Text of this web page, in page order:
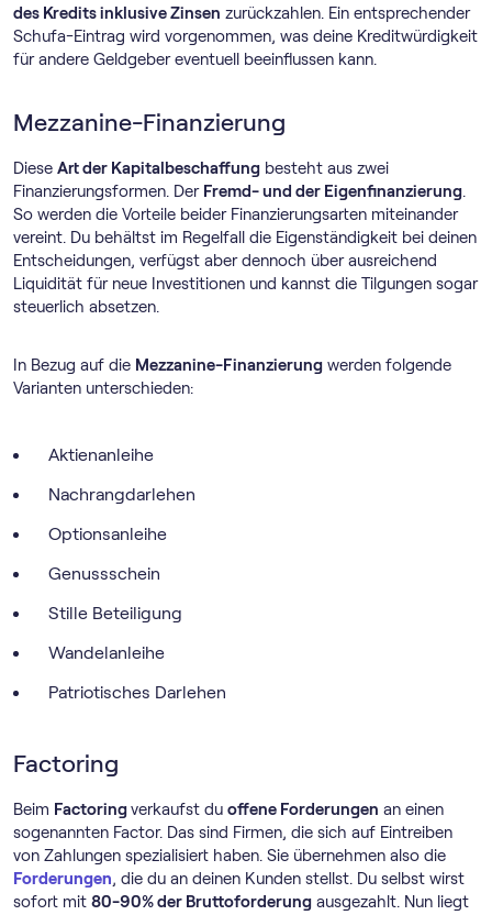
des Kredits inklusive Zinsen zurückzahlen. Ein entsprechender
Schufa-Eintrag wird vorgenommen, was deine Kreditwürdigkeit
für andere Geldgeber eventuell beeinflussen kann.
Mezzanine-Finanzierung
Diese Art der Kapitalbeschaffung besteht aus zwei
Finanzierungsformen. Der Fremd- und der Eigenfinanzierung.
So werden die Vorteile beider Finanzierungsarten miteinander
vereint. Du behältst im Regelfall die Eigenständigkeit bei deinen
Entscheidungen, verfügst aber dennoch über ausreichend
Liquidität für neue Investitionen und kannst die Tilgungen sogar
steuerlich absetzen.
In Bezug auf die Mezzanine-Finanzierung werden folgende
Varianten unterschieden:
Aktienanleihe
Nachrangdarlehen
Optionsanleihe
Genussschein
Stille Beteiligung
Wandelanleihe
Patriotisches Darlehen
Factoring
Beim Factoringverkaufst du offene Forderungen an einen
sogenannten Factor. Das sind Firmen, die sich auf Eintreiben
von Zahlungen spezialisiert haben. Sie übernehmen also die
Forderungen, die du an deinen Kunden stellst. Du selbst wirst
sofort mit 80-90% der Bruttoforderung ausgezahlt. Nun liegt